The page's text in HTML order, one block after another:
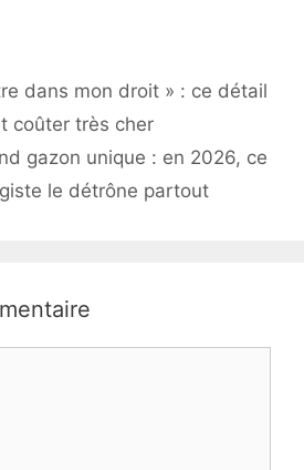
dans mon droit » : ce détail
coûter très cher
gazon unique : en 2026, ce
le détrône partout